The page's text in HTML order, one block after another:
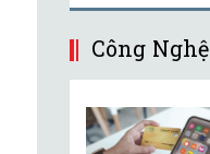
Công Nghệ